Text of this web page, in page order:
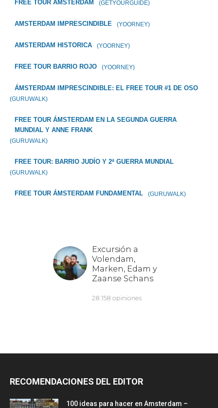
FREE TOUR AMSTERDAM (GETYOURGUIDE)
AMSTERDAM IMPRESCINDIBLE (YOORNEY)
AMSTERDAM HISTORICA (YOORNEY)
FREE TOUR BARRIO ROJO (YOORNEY)
ÁMSTERDAM IMPRESCINDIBLE: EL FREE TOUR #1 DE OSO
(GURUWALK)
FREE TOUR ÁMSTERDAM EN LA SEGUNDA GUERRA
MUNDIAL Y ANNE FRANK
(GURUWALK)
FREE TOUR: BARRIO JUDÍO Y 2ª GUERRA MUNDIAL
(GURUWALK)
FREE TOUR ÁMSTERDAM FUNDAMENTAL (GURUWALK)
RECOMENDACIONES DEL EDITOR
100 ideas para hacer en Amsterdam –